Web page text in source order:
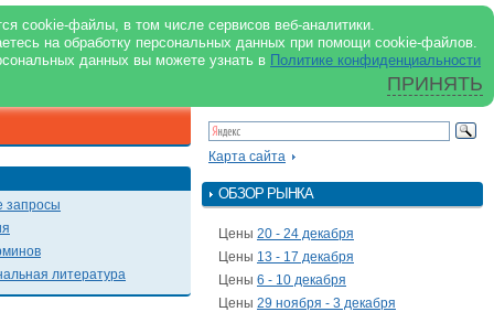
cookie-файлы, в том числе сервисов веб-аналитики.
на обработку персональных данных при помощи cookie-файлов.
данных вы можете узнать в Политике конфиденциальности
ПРИНЯТЬ
support@milkbranch.ru
О портале
Реклама в журнале
Реклама на портале
Архив номеров
запросы
литература
Карта сайта
ОБЗОР РЫНКА
Цены 20 - 24 декабря
Цены 13 - 17 декабря
Цены 6 - 10 декабря
Цены 29 ноября - 3 декабря